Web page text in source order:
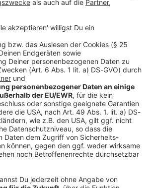
© dpa-infocom, dpa:260615-930-223814/1
schwer